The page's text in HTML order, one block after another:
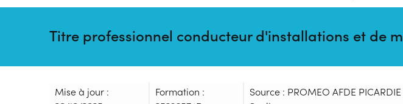
Titre professionnel conducteur d'installations et de
Mise à jour :
Formation :
Source : PROMEO AFDE PICARDIE